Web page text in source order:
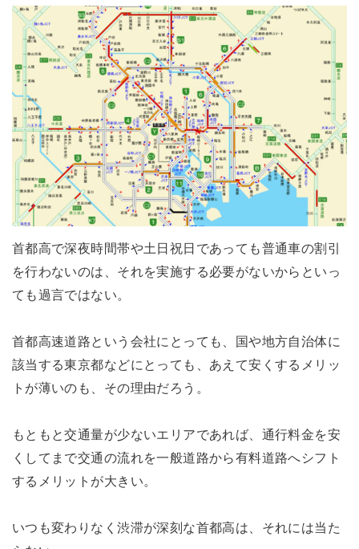
首都高で深夜時間帯や土日祝日であっても普通車の割引
を行わないのは、それを実施する必要がないからといっ
ても過言ではない。
首都高速道路という会社にとっても、国や地方自治体に
該当する東京都などにとっても、あえて安くするメリッ
トが薄いのも、その理由だろう。
もともと交通量が少ないエリアであれば、通行料金を安
くしてまで交通の流れを一般道路から有料道路へシフト
するメリットが大きい。
いつも変わりなく渋滞が深刻な首都高は、それには当た